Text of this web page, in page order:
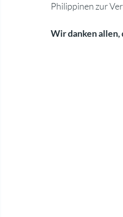
Philippinen zur
Wir danken allen,